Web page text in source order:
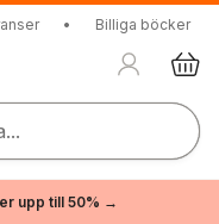
• Billiga böcker
upp till 50% →